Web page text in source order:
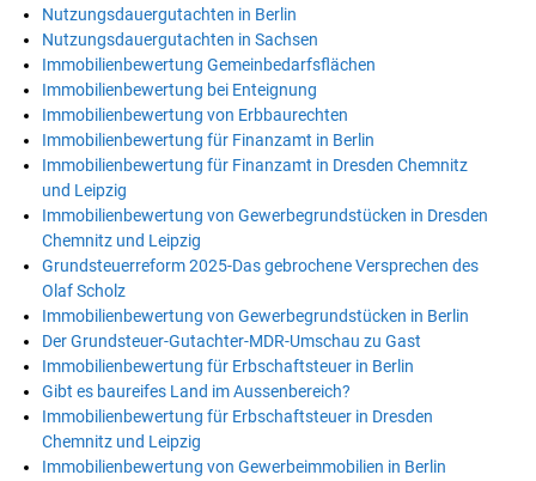
Nutzungsdauergutachten in Berlin
Nutzungsdauergutachten in Sachsen
Immobilienbewertung Gemeinbedarfsflächen
Immobilienbewertung bei Enteignung
Immobilienbewertung von Erbbaurechten
Immobilienbewertung für Finanzamt in Berlin
Immobilienbewertung für Finanzamt in Dresden Chemnitz
und Leipzig
Immobilienbewertung von Gewerbegrundstücken in Dresden
Chemnitz und Leipzig
Grundsteuerreform 2025-Das gebrochene Versprechen des
Olaf Scholz
Immobilienbewertung von Gewerbegrundstücken in Berlin
Der Grundsteuer-Gutachter-MDR-Umschau zu Gast
Immobilienbewertung für Erbschaftsteuer in Berlin
Gibt es baureifes Land im Aussenbereich?
Immobilienbewertung für Erbschaftsteuer in Dresden
Chemnitz und Leipzig
Immobilienbewertung von Gewerbeimmobilien in Berlin